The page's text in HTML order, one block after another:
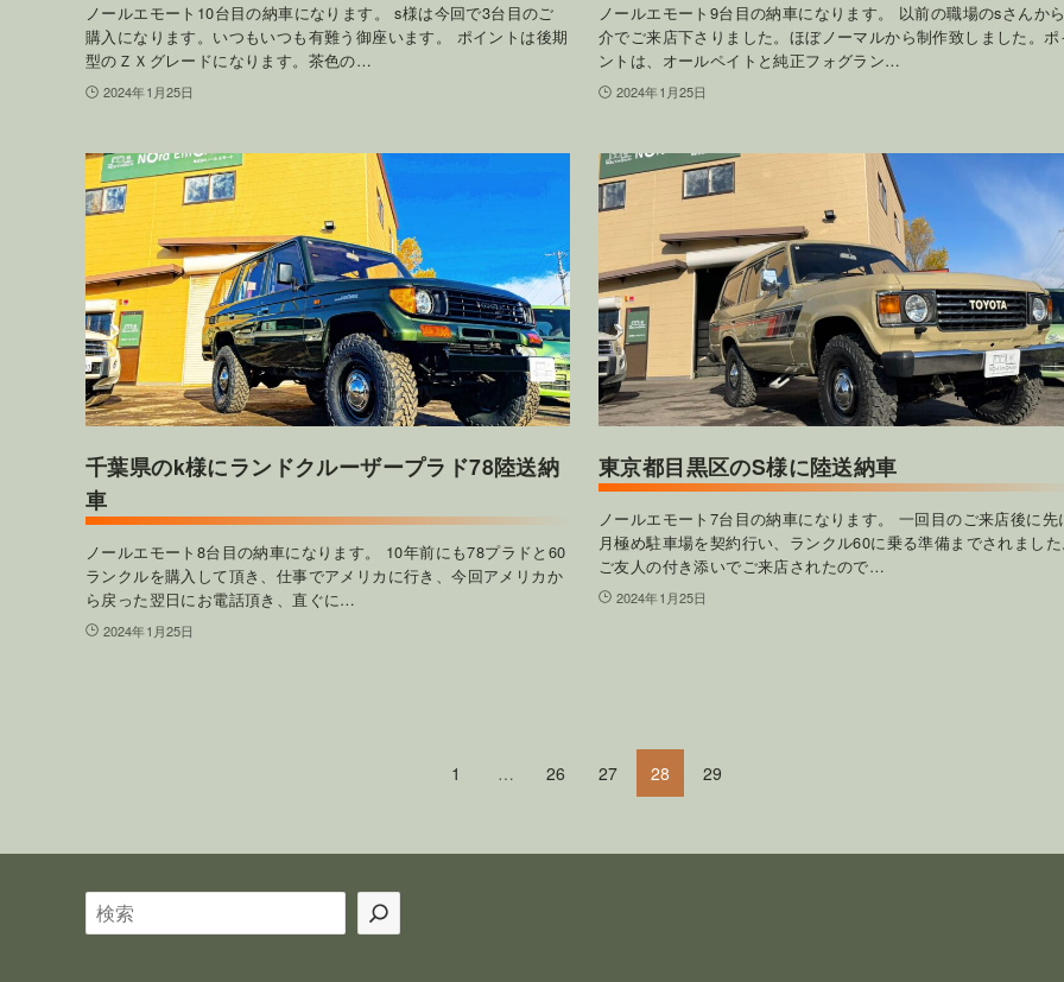
ノールエモート10台目の納車になります。 s様は今回で3台目のご
購入になります。いつもいつも有難う御座います。 ポイントは後期
型のＺＸグレードになります。茶色の…
2024年1月25日
ノールエモート9台目の納車になります。 以前の職場のsさんか
介でご来店下さりました。ほぼノーマルから制作致しました。ポ
ントは、オールペイトと純正フォグラン…
2024年1月25日
千葉県のk様にランドクルーザープラド78陸送納
車
ノールエモート8台目の納車になります。 10年前にも78プラドと60
ランクルを購入して頂き、仕事でアメリカに行き、今回アメリカか
ら戻った翌日にお電話頂き、直ぐに…
2024年1月25日
東京都目黒区のS様に陸送納車
ノールエモート7台目の納車になります。 一回目のご来店後に先
月極め駐車場を契約行い、ランクル60に乗る準備までされまし
ご友人の付き添いでご来店されたので…
2024年1月25日
1 … 26 27 28 29
検
索